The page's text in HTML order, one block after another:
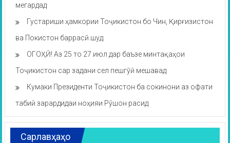
мегардад
Густариши ҳамкории Тоҷикистон бо Чин, Қирғизистон
ва Покистон баррасӣ шуд
ОГОҲӢ! Аз 25 то 27 июл дар баъзе минтақаҳои
Тоҷикистон сар задани сел пешгӯӣ мешавад
Кумаки Президенти Тоҷикистон ба сокинони аз офати
табиӣ зарардидаи ноҳияи Рӯшон расид
Сарлавҳаҳо